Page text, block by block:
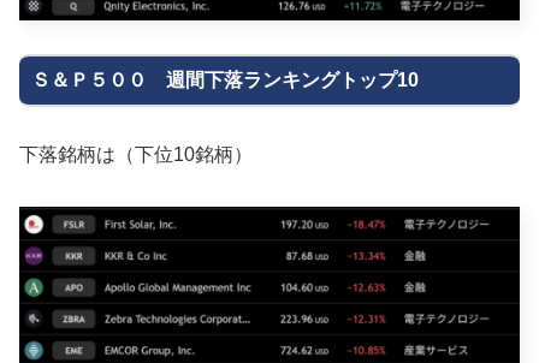
Ｓ＆Ｐ５００ 週間下落ランキングトップ10
下落銘柄は（下位10銘柄）